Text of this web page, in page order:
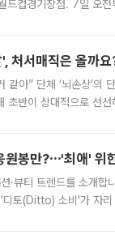
드컵경기장점. 7일 오
처서매직은 올까
같아” 단체 ‘뇌손상’
초반이 상대적으로 선
원봉만?⋯'최애' 위
·뷰티 트렌드를 소개
디토(Ditto) 소비'가 자